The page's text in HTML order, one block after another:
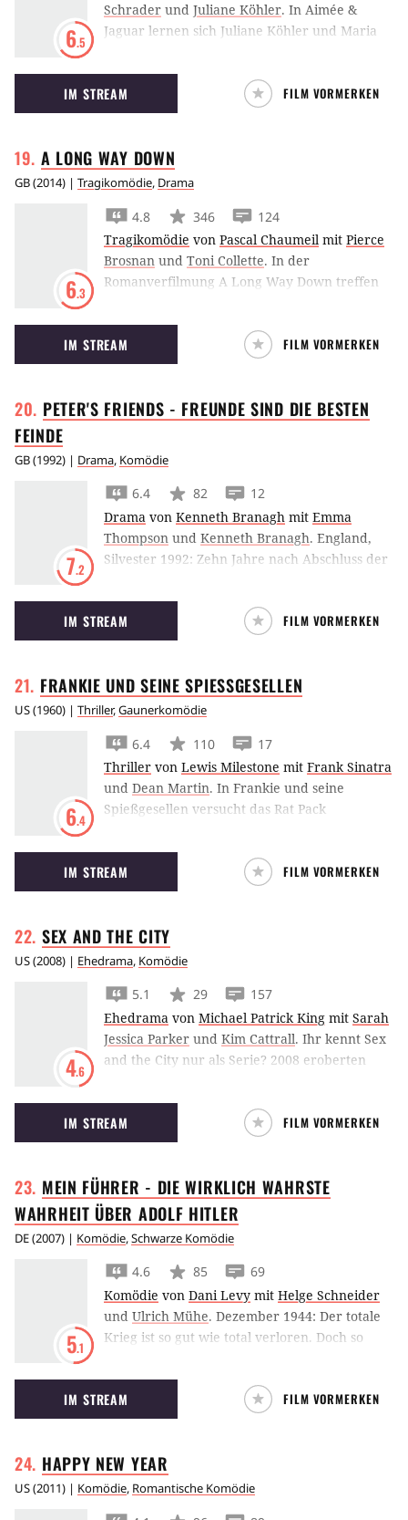
6.5
Schrader und Juliane Köhler. In Aimée &
Jaguar lernen sich Juliane Köhler und Maria
Weltkriegs kennen und lieben – die eine Nazi-
Ehefrau, die andere Jüdin.
IM STREAM FILM VORMERKEN
A LONG WAY DOWN
GB(2014) | Tragikomödie, Drama
6.3
4.8 346
124
Tragikomödie von Pascal Chaumeil mit Pierce
Brosnan und Toni Collette. In der
Romanverfilmung A Long Way Down treffen
Poots und Aaron Paul auf einem Londoner
Hausdach zufällig beim Selbstmordversuch.
IM STREAM FILM VORMERKEN
PETER'S FRIENDS - FREUNDE SIND DIE BESTEN
FEINDE
GB(1992) | Drama, Komödie
7.2
6.4 82
12
Drama von Kenneth Branagh mit Emma
Thompson und Kenneth Branagh. England,
Silvester 1992: Zehn Jahre nach Abschluss der
Studienfreunde auf seinen vornehmen
Landsitz, um gemeinsam den Jahreswechsel
zu feiern. Doch bald wird die
eingeschworenen Gemeinschaft von
emotionalem Chaos überschattet. Lebenslügen
Tage, verletzende Wahrheiten werden
offenbart und der mitgebrachte Anhang zieht
schnell von dannen. Erst als der Gastgeber
sein trauriges Geheimnis preisgibt, finden die
IM STREAM FILM VORMERKEN
FRANKIE UND SEINESPIESSGESELLEN
US(1960) | Thriller,Gaunerkomödie
6.4
6.4 110
17
Thriller von Lewis Milestone mit Frank Sinatra
und Dean Martin. In Frankie und seine
Spießgesellen versucht das Rat Pack
Sammy Davis jr. ein Casino auszurauben –
natürlich mit Stil!
IM STREAM FILM VORMERKEN
SEX AND THECITY
US(2008) | Ehedrama, Komödie
4.6
5.1 29
157
Ehedrama von Michael Patrick King mit Sarah
Jessica Parker und Kim Cattrall. Ihr kennt Sex
and the City nur als Serie? 2008 eroberten
auch die große Leinwand.
IM STREAM FILM VORMERKEN
MEIN FÜHRER - DIE WIRKLICH WAHRSTE
WAHRHEIT ÜBER ADOLF HITLER
DE(2007) | Komödie,Schwarze Komödie
5.1
4.6 85
69
Komödie von Dani Levy mit Helge Schneider
und Ulrich Mühe. Dezember 1944: Der totale
Krieg ist so gut wie total verloren. Doch so
geben. Am Neujahrstag soll der Führer mit
einer kämpferischen Rede noch einmal die
Massen begeistern. Das Ganze hat nur einen
depressiv meidet er die Öffentlichkeit. Nur
einer kann jetzt noch helfen: sein ehemaliger
IM STREAM FILM VORMERKEN
HAPPY NEW YEAR
US(2011) | Komödie, Romantische Komödie